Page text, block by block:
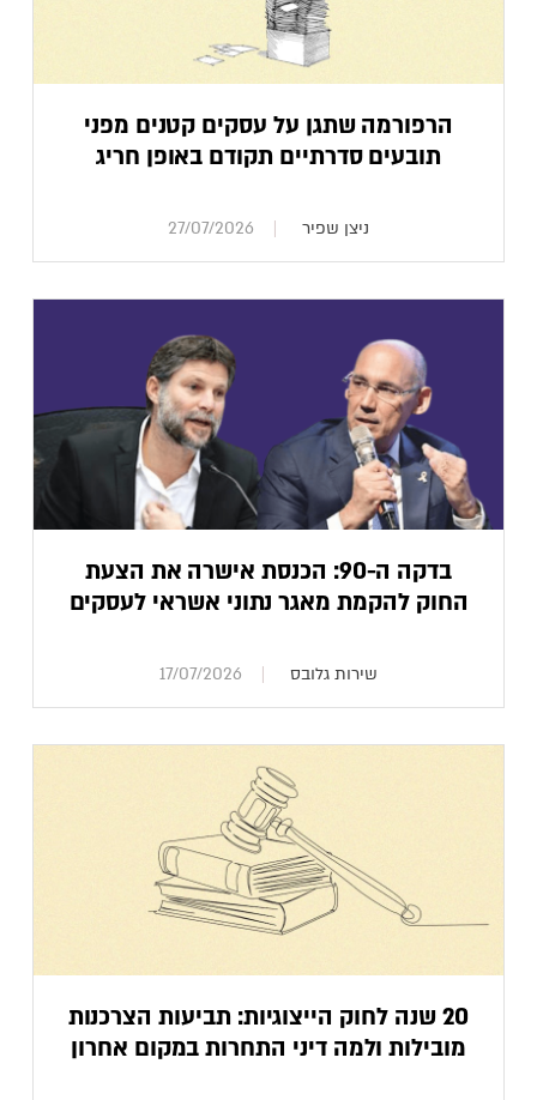
הרפורמה שתגן על עסקים קטנים מפני
תובעים סדרתיים תקודם באופן חריג
ניצן שפיר 27/07/2026
בדקה ה-90: הכנסת אישרה את הצעת
החוק להקמת מאגר נתוני אשראי לעסקים
שירות גלובס 17/07/2026
20 שנה לחוק הייצוגיות: תביעות הצרכנות
מובילות ולמה דיני התחרות במקום אחרון